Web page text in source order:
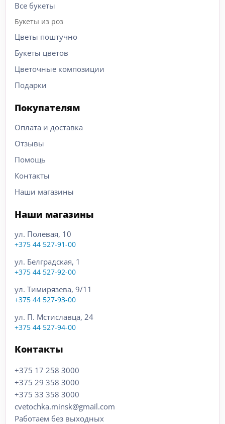
Все букеты
Букеты из роз
Цветы поштучно
Букеты цветов
Цветочные композиции
Подарки
Покупателям
Оплата и доставка
Отзывы
Помощь
Контакты
Наши магазины
Наши магазины
ул. Полевая, 10
+375 44 527-91-00
ул. Белградская, 1
+375 44 527-92-00
ул. Тимирязева, 9/11
+375 44 527-93-00
ул. П. Мстиславца, 24
+375 44 527-94-00
Контакты
+375 17 258 3000
+375 29 358 3000
+375 33 358 3000
cvetochka.minsk@gmail.com
Работаем без выходных